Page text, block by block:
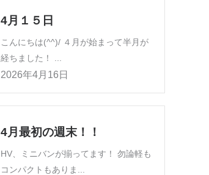
4月１５日
こんにちは(^^)/ ４月が始まって半月が
経ちました！ ...
2026年4月16日
4月最初の週末！！
HV、ミニバンが揃ってます！ 勿論軽も
コンパクトもありま...